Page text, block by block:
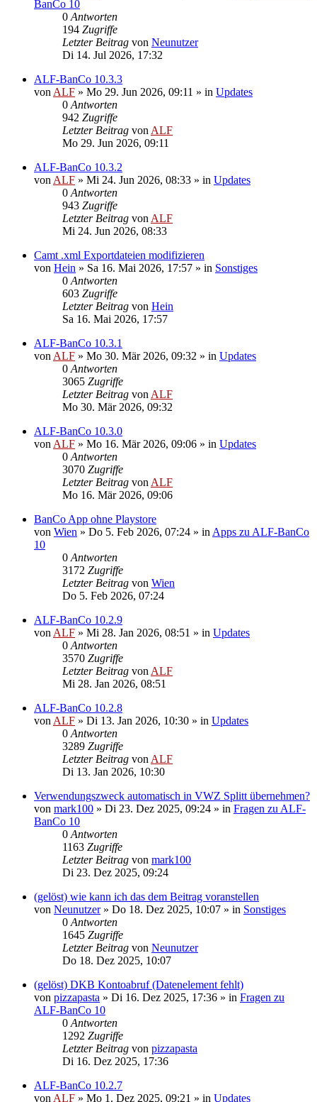
BanCo 10
0 Antworten
194 Zugriffe
Letzter Beitrag von Neunutzer
Di 14. Jul 2026, 17:32
ALF-BanCo 10.3.3
von ALF » Mo 29. Jun 2026, 09:11 » in Updates
0 Antworten
942 Zugriffe
Letzter Beitrag von ALF
Mo 29. Jun 2026, 09:11
ALF-BanCo 10.3.2
von ALF » Mi 24. Jun 2026, 08:33 » in Updates
0 Antworten
943 Zugriffe
Letzter Beitrag von ALF
Mi 24. Jun 2026, 08:33
Camt .xml Exportdateien modifizieren
von Hein » Sa 16. Mai 2026, 17:57 » in Sonstiges
0 Antworten
603 Zugriffe
Letzter Beitrag von Hein
Sa 16. Mai 2026, 17:57
ALF-BanCo 10.3.1
von ALF » Mo 30. Mär 2026, 09:32 » in Updates
0 Antworten
3065 Zugriffe
Letzter Beitrag von ALF
Mo 30. Mär 2026, 09:32
ALF-BanCo 10.3.0
von ALF » Mo 16. Mär 2026, 09:06 » in Updates
0 Antworten
3070 Zugriffe
Letzter Beitrag von ALF
Mo 16. Mär 2026, 09:06
BanCo App ohne Playstore
von Wien » Do 5. Feb 2026, 07:24 » in Apps zu ALF-BanCo
10
0 Antworten
3172 Zugriffe
Letzter Beitrag von Wien
Do 5. Feb 2026, 07:24
ALF-BanCo 10.2.9
von ALF » Mi 28. Jan 2026, 08:51 » in Updates
0 Antworten
3570 Zugriffe
Letzter Beitrag von ALF
Mi 28. Jan 2026, 08:51
ALF-BanCo 10.2.8
von ALF » Di 13. Jan 2026, 10:30 » in Updates
0 Antworten
3289 Zugriffe
Letzter Beitrag von ALF
Di 13. Jan 2026, 10:30
Verwendungszweck automatisch in VWZ Splitt übernehmen?
von mark100 » Di 23. Dez 2025, 09:24 » in Fragen zu ALF-
BanCo 10
0 Antworten
1163 Zugriffe
Letzter Beitrag von mark100
Di 23. Dez 2025, 09:24
(gelöst) wie kann ich das dem Beitrag voranstellen
von Neunutzer» Do 18. Dez 2025, 10:07 » in Sonstiges
0 Antworten
1645 Zugriffe
Letzter Beitrag von Neunutzer
Do 18. Dez 2025, 10:07
(gelöst) DKB Kontoabruf (Datenelement fehlt)
von pizzapasta » Di 16. Dez 2025, 17:36 » in Fragen zu
ALF-BanCo 10
0 Antworten
1292 Zugriffe
Letzter Beitrag von pizzapasta
Di 16. Dez 2025, 17:36
ALF-BanCo 10.2.7
von ALF » Mo 1. Dez 2025, 09:21 » in Updates